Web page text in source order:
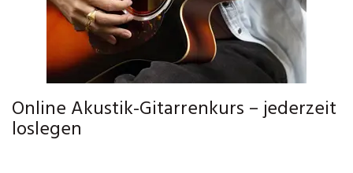
Online Akustik-Gitarrenkurs – jederzeit
loslegen